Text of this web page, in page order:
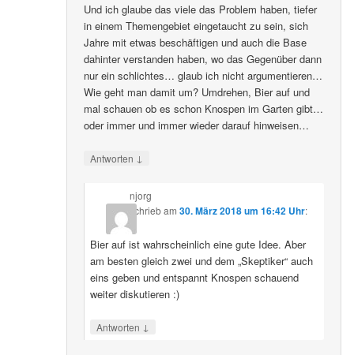
Und ich glaube das viele das Problem haben, tiefer
in einem Themengebiet eingetaucht zu sein, sich
Jahre mit etwas beschäftigen und auch die Base
dahinter verstanden haben, wo das Gegenüber dann
nur ein schlichtes… glaub ich nicht argumentieren…
Wie geht man damit um? Umdrehen, Bier auf und
mal schauen ob es schon Knospen im Garten gibt…
oder immer und immer wieder darauf hinweisen…
Antworten ↓
njorg
schriebam 30. März 2018 um 16:42 Uhr:
Bier auf ist wahrscheinlich eine gute Idee. Aber
am besten gleich zwei und dem „Skeptiker“ auch
eins geben und entspannt Knospen schauend
weiter diskutieren :)
Antworten ↓